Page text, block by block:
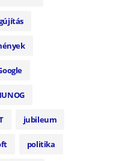
jubileum
politika